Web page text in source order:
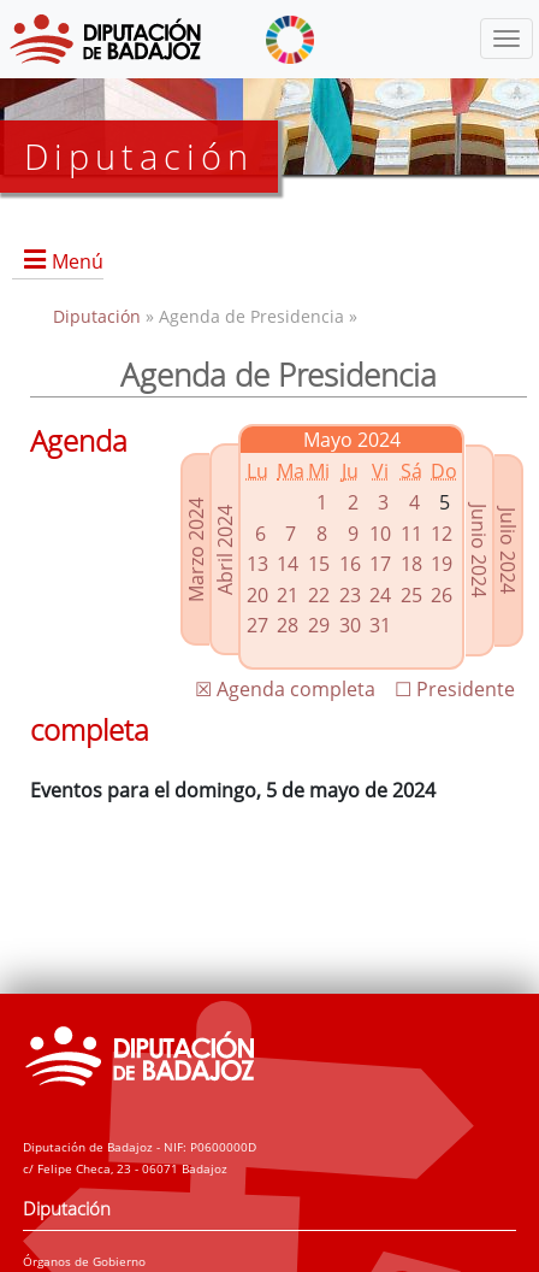
Diputación
Menú
Presidencia
Grupos Políticos
Enlaces relacionados
Agenda de Presidencia
Plenos provinciales y Juntas de gobierno
Oficina de Proyectos Europeos
Diputación » Agenda de Presidencia »
Agenda de Presidencia
Marzo 2024Abril 2024
Mayo 2024
Lu Ma Mi Ju Vi Sá Do
1
2 3 4
5
6
7 8 9 10 11 12
13 14 15 16 17 18 19
20 21 22 23 24 25 26
27 28 29 30 31
Julio 2024
Junio 2024
☐ Presidente
☒ Agenda completa
Agenda
completa
Eventos para el domingo, 5 de mayo de 2024
Diputación de Badajoz - NIF: P0600000D
c/ Felipe Checa, 23 - 06071 Badajoz
Diputación
Órganos de Gobierno